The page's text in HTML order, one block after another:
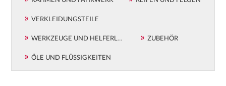
VERKLEIDUNGSTEILE
WERKZEUGE UND HELFERLEIN ZUBEHÖR
ÖLE UND FLÜSSIGKEITEN